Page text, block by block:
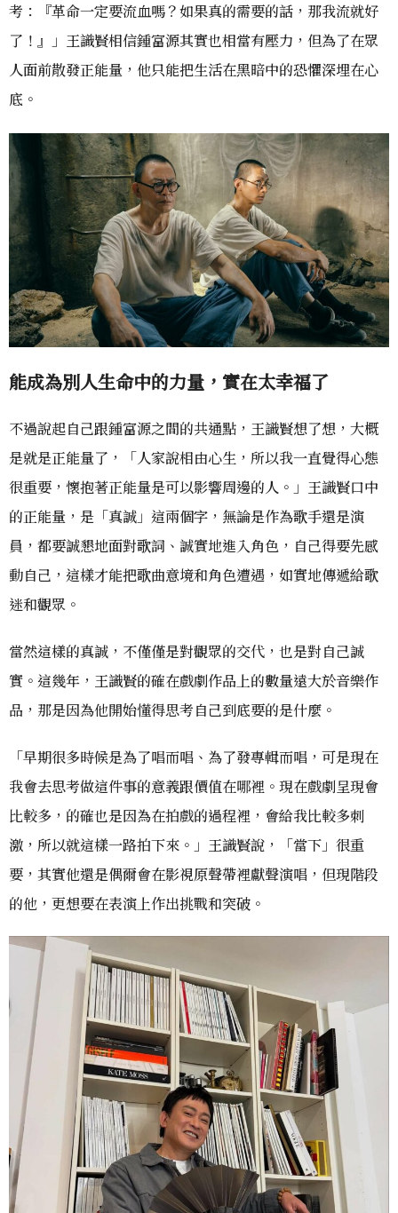
考：『革命一定要流血嗎？如果真的需要的話，那我流就好
了！』」王識賢相信鍾富源其實也相當有壓力，但為了在眾
人面前散發正能量，他只能把生活在黑暗中的恐懼深埋在心
底。
能成為別人生命中的力量，實在太幸福了
不過說起自己跟鍾富源之間的共通點，王識賢想了想，大概
是就是正能量了，「人家說相由心生，所以我一直覺得心態
很重要，懷抱著正能量是可以影響周邊的人。」王識賢口中
的正能量，是「真誠」這兩個字，無論是作為歌手還是演
員，都要誠懇地面對歌詞、誠實地進入角色，自己得要先感
動自己，這樣才能把歌曲意境和角色遭遇，如實地傳遞給歌
迷和觀眾。
當然這樣的真誠，不僅僅是對觀眾的交代，也是對自己誠
實。這幾年，王識賢的確在戲劇作品上的數量遠大於音樂作
品，那是因為他開始懂得思考自己到底要的是什麼。
「早期很多時候是為了唱而唱、為了發專輯而唱，可是現在
我會去思考做這件事的意義跟價值在哪裡。現在戲劇呈現會
比較多，的確也是因為在拍戲的過程裡，會給我比較多刺
激，所以就這樣一路拍下來。」王識賢說，「當下」很重
要，其實他還是偶爾會在影視原聲帶裡獻聲演唱，但現階段
的他，更想要在表演上作出挑戰和突破。